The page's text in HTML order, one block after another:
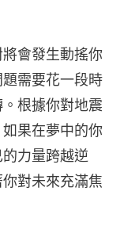
會發生動搖你
需要花一段時
根據你對地震
果在夢中的你
力量跨越逆
對未來充滿焦